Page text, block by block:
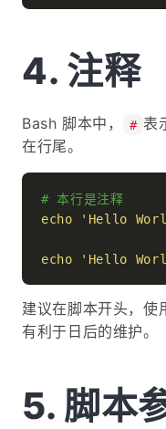
注释
Bash 脚本中， # 表
在行尾。
# 本行是注释
echo
'Hello
echo 'Hello
建议在脚本开头，使
有利于日后的维护。
脚本